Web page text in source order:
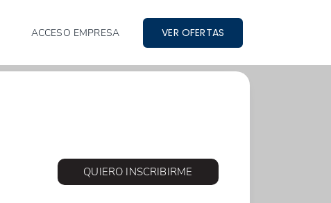
ACCESO EMPRESA VER OFERTAS
QUIERO INSCRIBIRME